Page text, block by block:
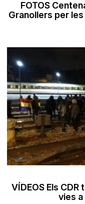
FOTOS
Granollers per
VÍDEOS Els
vies